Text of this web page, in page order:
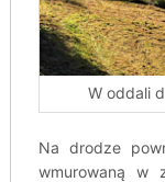
W oddali
Na drodze
wmurowaną w